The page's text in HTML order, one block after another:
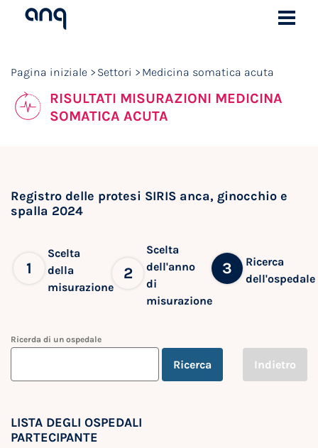
Pagina iniziale Settori Medicina somatica acuta
RISULTATI MISURAZIONI MEDICINA
SOMATICA ACUTA
Registro delle protesi SIRIS anca, ginocchio e
spalla 2024
1
Scelta
della
misurazione
2
Scelta
dell'anno
di
misurazione
3
Ricerca
dell'ospedale
Ricerda di un ospedale
Ricerca Indietro
LISTA DEGLI OSPEDALI
PARTECIPANTE